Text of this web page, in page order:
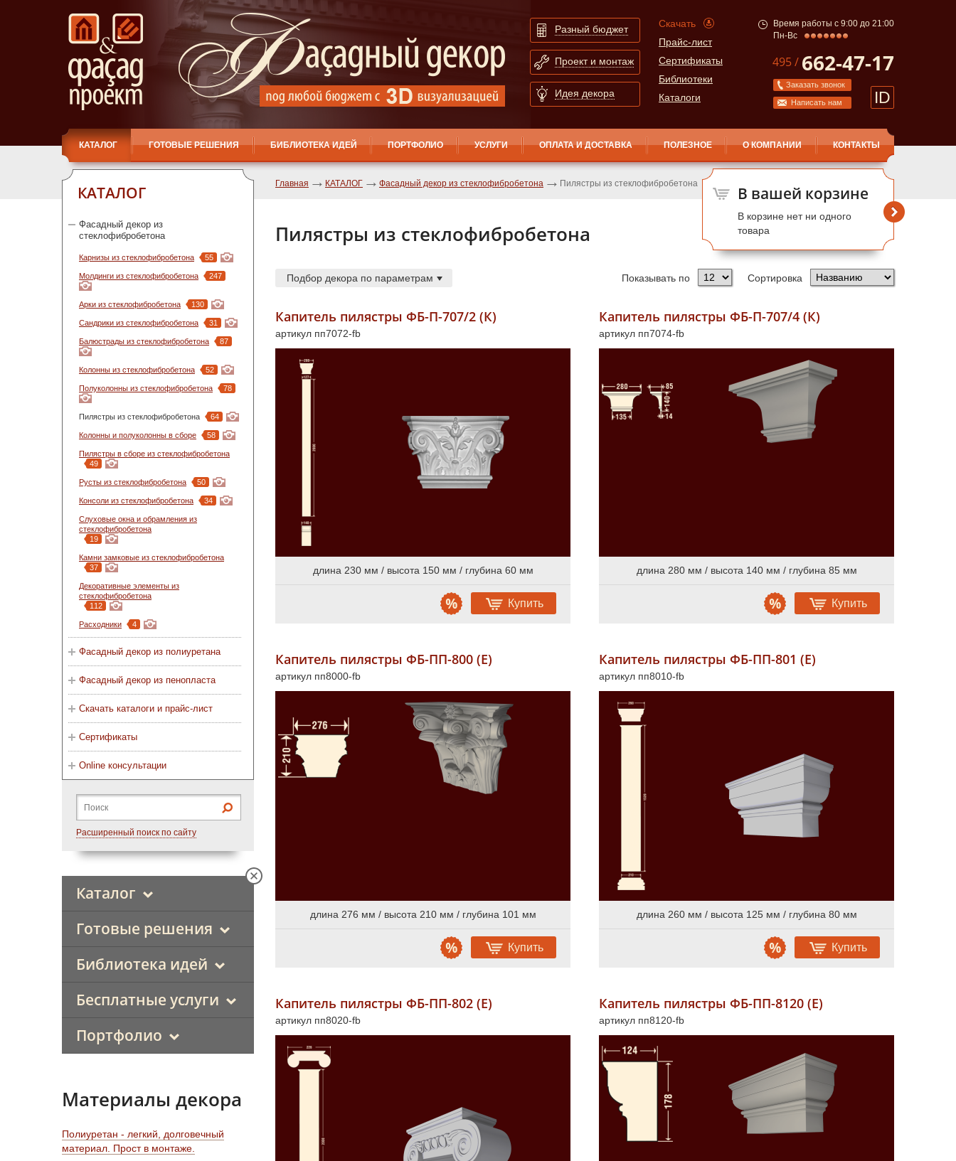
Разный бюджет
Проект и монтаж
Идея декора
Скачать
Прайс-лист
Сертификаты
Библиотеки
Каталоги
Время работы с 9:00 до 21:00
Пн-Вс
495 / 662-47-17
Заказать звонок
Написать нам ID
КАТАЛОГ ГОТОВЫЕ РЕШЕНИЯ БИБЛИОТЕКА ИДЕЙ ПОРТФОЛИО УСЛУГИ ОПЛАТА И ДОСТАВКА ПОЛЕЗНОЕ О КОМПАНИИ КОНТАКТЫ
КАТАЛОГ
Фасадный декор из
стеклофибробетона
Карнизы из стеклофибробетона 55
Молдинги из стеклофибробетона 247
Арки из стеклофибробетона 130
Сандрики из стеклофибробетона 31
Балюстрады из стеклофибробетона 87
Колонны из стеклофибробетона 52
Полуколонны из стеклофибробетона 78
Пилястры из стеклофибробетона 64
Колонны и полуколонны в сборе 58
Пилястры в сборе из стеклофибробетона
49
Русты из стеклофибробетона 50
Консоли из стеклофибробетона 34
Слуховые окна и обрамления из
стеклофибробетона
19
Камни замковые из стеклофибробетона
37
Декоративные элементы из
стеклофибробетона
112
Расходники 4
Фасадный декор из полиуретана
Фасадный декор из пенопласта
Скачать каталоги и прайс-лист
Сертификаты
Online консультации
Расширенный поиск по сайту
Каталог
Готовые решения
Библиотека идей
Бесплатные услуги
Портфолио
Материалы декора
Полиуретан - легкий, долговечный
материал. Прост в монтаже.
В вашей корзине
В корзине нет ни одного
товара
Главная КАТАЛОГ Фасадный декор из стеклофибробетона Пилястры из стеклофибробетона
Пилястры из стеклофибробетона
Подбор декора по параметрам Показывать по Сортировка
Капитель пилястры ФБ-П-707/2 (К)
артикул пп7072-fb
длина 230 мм / высота 150 мм / глубина 60 мм
Купить
Капитель пилястры ФБ-П-707/4 (К)
артикул пп7074-fb
длина 280 мм / высота 140 мм / глубина 85 мм
Купить
Капитель пилястры ФБ-ПП-800 (Е)
артикул пп8000-fb
длина 276 мм / высота 210 мм / глубина 101 мм
Купить
Капитель пилястры ФБ-ПП-801 (Е)
артикул пп8010-fb
длина 260 мм / высота 125 мм / глубина 80 мм
Купить
Капитель пилястры ФБ-ПП-802 (Е)
артикул пп8020-fb
Капитель пилястры ФБ-ПП-8120 (Е)
артикул пп8120-fb